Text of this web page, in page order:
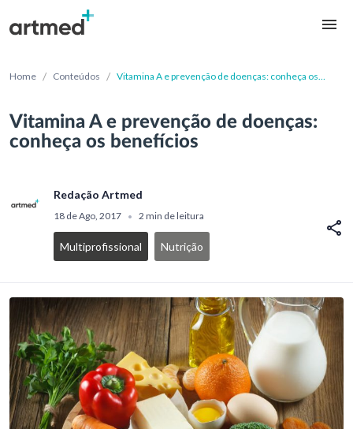
Home / Conteúdos / Vitamina A e prevenção de doenças: conheça os
Vitamina A e prevenção de doenças:
conheça os benefícios
Redação Artmed
18 de Ago, 2017 • 2 min de leitura
Multiprofissional Nutrição